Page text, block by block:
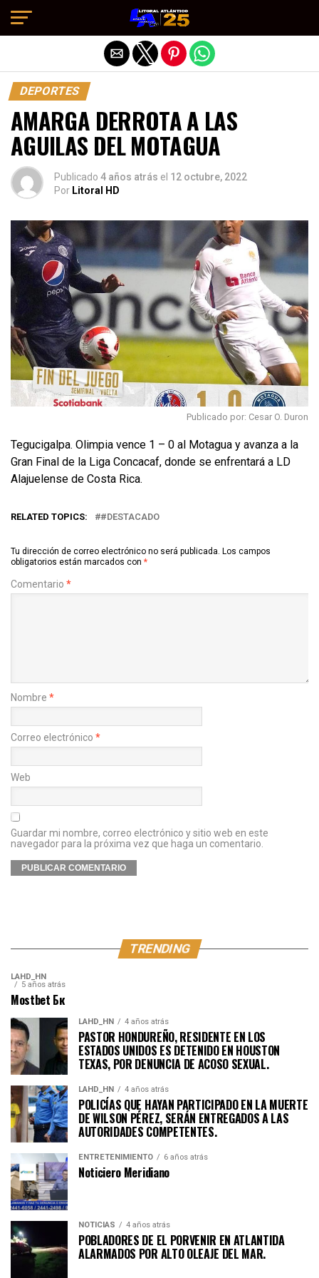
DEPORTES
AMARGA DERROTA A LAS
AGUILAS DEL MOTAGUA
Publicado 4 años atrás el 12 octubre, 2022
Por Litoral HD
Publicado por: Cesar O. Duron
Tegucigalpa. Olimpia vence 1 – 0 al Motagua y avanza a la
Gran Final de la Liga Concacaf, donde se enfrentará a LD
Alajuelense de Costa Rica.
RELATED TOPICS: #DESTACADO
Tu dirección de correo electrónico no será publicada. Los campos
obligatorios están marcados con *
Comentario *
Nombre *
Correo electrónico *
Web
Guardar mi nombre, correo electrónico y sitio web en este
navegador para la próxima vez que haga un comentario.
TRENDING
LAHD_HN
5 años atrás
Mostbet Бк
LAHD_HN 4 años atrás
PASTOR HONDUREÑO, RESIDENTE EN LOS
ESTADOS UNIDOS ES DETENIDO EN HOUSTON
TEXAS, POR DENUNCIA DE ACOSO SEXUAL.
LAHD_HN 4 años atrás
POLICÍAS QUE HAYAN PARTICIPADO EN LA MUERTE
DE WILSON PÉREZ, SERÁN ENTREGADOS A LAS
AUTORIDADES COMPETENTES.
ENTRETENIMIENTO 6 años atrás
Noticiero Meridiano
NOTICIAS 4 años atrás
POBLADORES DE EL PORVENIR EN ATLANTIDA
ALARMADOS POR ALTO OLEAJE DEL MAR.
Salir de la versión móvil